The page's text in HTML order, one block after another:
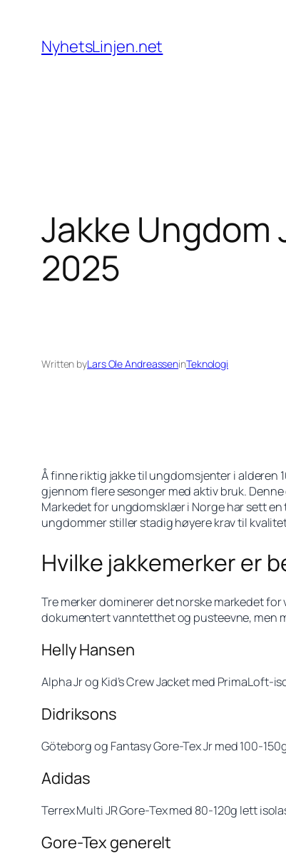
content
NyhetsLinjen.net
Jakke Ungdom
2025
Written byLars Ole AndreasseninTeknologi
Å finne riktig jakke til ungdomsjenter i alderen
gjennom flere sesonger med aktiv bruk.
Markedet for ungdomsklær i Norge har sett
ungdommer stiller stadig høyere krav til
Hvilke jakkemerker er
Tre merker dominerer det norske markedet
dokumentert vanntetthet og pusteevne, men
Helly Hansen
Alpha Jr og Kid’s Crew Jacket med
Didriksons
Göteborg og Fantasy Gore-Tex Jr med 100-
Adidas
Terrex Multi JR Gore-Tex med 80-120g lett
Gore-Tex generelt